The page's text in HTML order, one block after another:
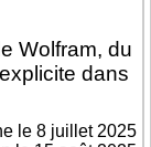
Wolfram, du
dans
le 8 juillet 2025